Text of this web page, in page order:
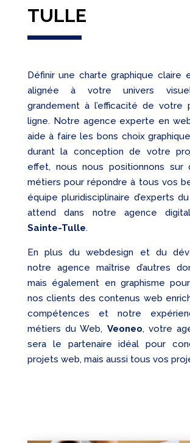
TULLE
Définir une charte graphique claire
alignée à votre univers
grandement à l’efficacité de votre
ligne. Notre agence experte en
aide à faire les bons choix
durant la conception de votre
effet, nous nous positionnons sur
métiers pour répondre à tous vos
équipe pluridisciplinaire d’experts
attend dans notre agence
Sainte-Tulle.
En plus du webdesign et du
notre agence maîtrise d’autres
mais également en graphisme
nos clients des contenus web
compétences et notre
métiers du Web, Veoneo, votre
sera le partenaire idéal pour
projets web, mais aussi tous vos